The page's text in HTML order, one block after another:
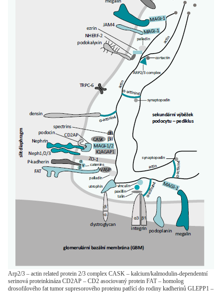
Arp2/3 – actin related protein 2/3 complex CASK – kalcium/kalmodulin-dependentní
serinová proteinkináza CD2AP – CD2 asociovaný protein FAT – homolog
drosofilového fat tumor supresorového proteinu patřící do rodiny kadherinů GLEPP1 –